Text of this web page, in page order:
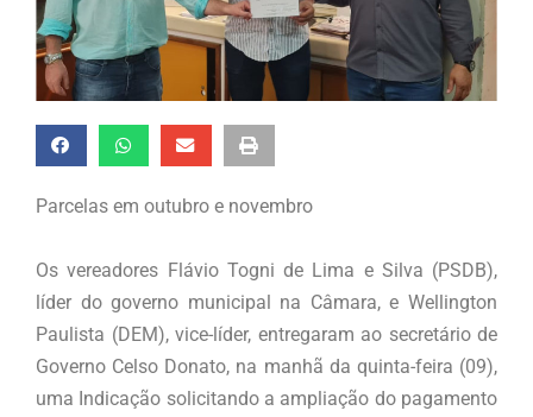
Parcelas em outubro e novembro
Os vereadores Flávio Togni de Lima e Silva (PSDB),
líder do governo municipal na Câmara, e Wellington
Paulista (DEM), vice-líder, entregaram ao secretário de
Governo Celso Donato, na manhã da quinta-feira (09),
uma Indicação solicitando a ampliação do pagamento